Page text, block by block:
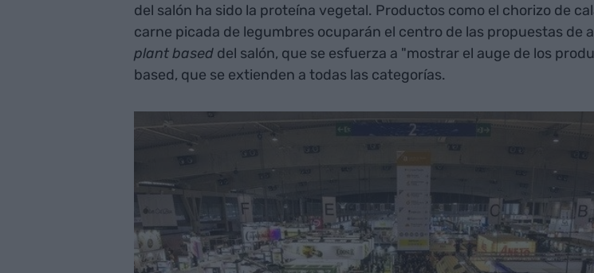
del salón ha sido la proteína vegetal. Productos como el chorizo de
carne picada de legumbres ocuparán el centro de las propuestas de
plantbaseddel salón, que se esfuerza a "mostrar el auge de los
based, que se extienden a todas las categorías.